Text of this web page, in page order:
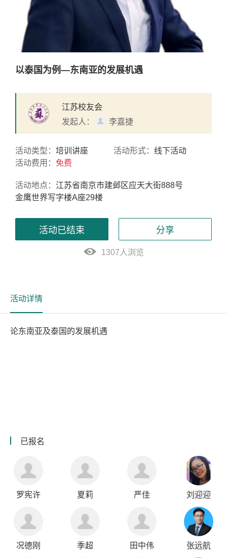
以泰国为例—东南亚的发展机遇
江苏校友会
发起人：
李嘉捷
活动类型： 培训讲座 活动形式： 线下活动
活动费用： 免费
活动地点： 江苏省南京市建邺区应天大街888号
金鹰世界写字楼A座29楼
活动已结束 分享
1307人浏览
活动详情
论东南亚及泰国的发展机遇
已报名
罗宪许 夏莉 严佳 刘迎迎
况德刚 季超 田中伟 张远航